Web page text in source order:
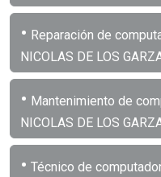
• Reparación de
NICOLAS DE LOS
• Mantenimiento de
NICOLAS DE LOS
• Técnico de